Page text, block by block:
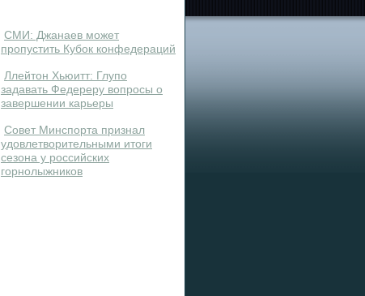
СМИ: Джанаев может
пропустить Кубок конфедераций
Ллейтон Хьюитт: Глупо
задавать Федереру вопросы о
завершении карьеры
Совет Минспорта признал
удовлетворительными итоги
сезона у российских
горнолыжников